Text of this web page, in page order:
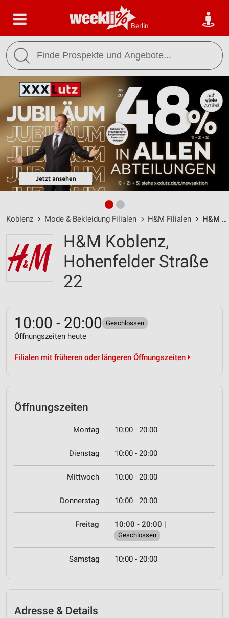
Berlin
Koblenz Mode & Bekleidung Filialen H&M Filialen H&M Koblenz / Hohenfelder Straße 22 - Öffnungszeiten & Adresse
H&M Koblenz,
Hohenfelder Straße
22
10:00 - 20:00 Geschlossen
Öffnungszeiten heute
Filialen mit früheren oder längeren Öffnungszeiten
Öffnungszeiten
Montag 10:00 - 20:00
Dienstag 10:00 - 20:00
Mittwoch 10:00 - 20:00
Donnerstag 10:00 - 20:00
Freitag 10:00 - 20:00 |
Geschlossen
Samstag 10:00 - 20:00
Adresse & Details